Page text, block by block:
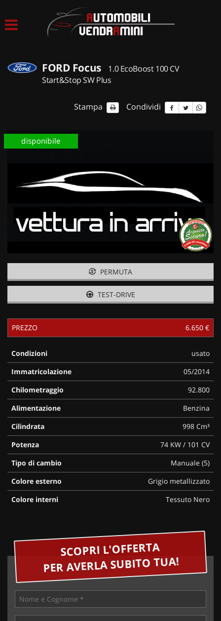
ACQUISTIAMO USATOFORD Focus
1.0 EcoBoost 100 CV
Start&Stop SW Plus
Stampa Condividi
disponibile
PERMUTA
TEST-DRIVE
PREZZO 6.650 €
Condizioni
usato
Immatricolazione
05/2014
Chilometraggio
92.800
Alimentazione
Benzina
Cilindrata
998 Cm³
Potenza
74 KW / 101 CV
Tipo di cambio
Manuale (5)
Colore esterno
Grigio metallizzato
Colore interni
Tessuto Nero
SCOPRI L'OFFERTA
PER AVERLA SUBITO TUA!